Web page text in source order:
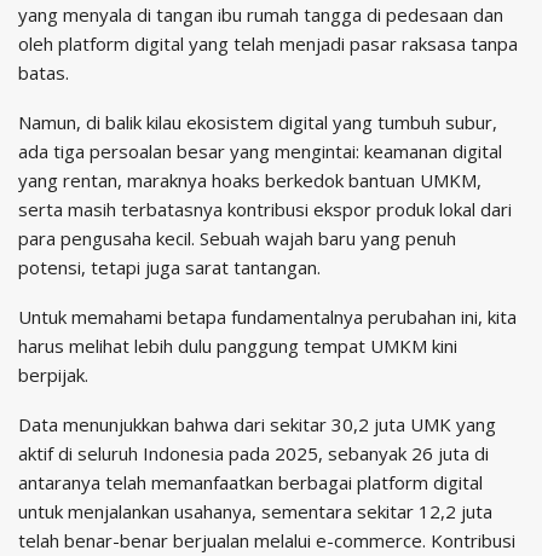
yang menyala di tangan ibu rumah tangga di pedesaan dan
oleh platform digital yang telah menjadi pasar raksasa tanpa
batas.
Namun, di balik kilau ekosistem digital yang tumbuh subur,
ada tiga persoalan besar yang mengintai: keamanan digital
yang rentan, maraknya hoaks berkedok bantuan UMKM,
serta masih terbatasnya kontribusi ekspor produk lokal dari
para pengusaha kecil. Sebuah wajah baru yang penuh
potensi, tetapi juga sarat tantangan.
Untuk memahami betapa fundamentalnya perubahan ini, kita
harus melihat lebih dulu panggung tempat UMKM kini
berpijak.
Data menunjukkan bahwa dari sekitar 30,2 juta UMK yang
aktif di seluruh Indonesia pada 2025, sebanyak 26 juta di
antaranya telah memanfaatkan berbagai platform digital
untuk menjalankan usahanya, sementara sekitar 12,2 juta
telah benar-benar berjualan melalui e-commerce. Kontribusi